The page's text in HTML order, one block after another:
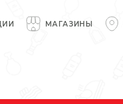
МАГАЗИНЫ